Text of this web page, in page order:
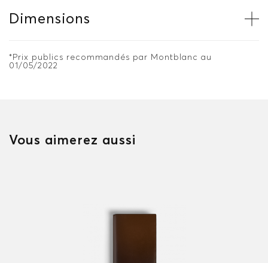
Dimensions
*Prix publics recommandés par Montblanc au
01/05/2022
Vous aimerez aussi